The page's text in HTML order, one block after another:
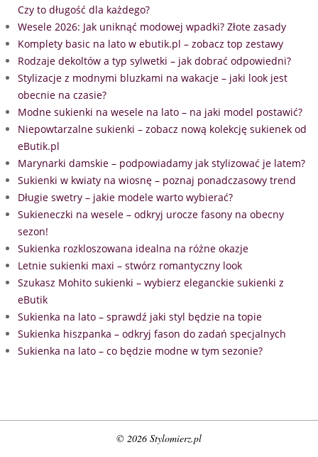
Czy to długość dla każdego?
Wesele 2026: Jak uniknąć modowej wpadki? Złote zasady
Komplety basic na lato w ebutik.pl – zobacz top zestawy
Rodzaje dekoltów a typ sylwetki – jak dobrać odpowiedni?
Stylizacje z modnymi bluzkami na wakacje – jaki look jest
obecnie na czasie?
Modne sukienki na wesele na lato – na jaki model postawić?
Niepowtarzalne sukienki – zobacz nową kolekcję sukienek od
eButik.pl
Marynarki damskie – podpowiadamy jak stylizować je latem?
Sukienki w kwiaty na wiosnę – poznaj ponadczasowy trend
Długie swetry – jakie modele warto wybierać?
Sukieneczki na wesele – odkryj urocze fasony na obecny
sezon!
Sukienka rozkloszowana idealna na różne okazje
Letnie sukienki maxi – stwórz romantyczny look
Szukasz Mohito sukienki – wybierz eleganckie sukienki z
eButik
Sukienka na lato – sprawdź jaki styl będzie na topie
Sukienka hiszpanka – odkryj fason do zadań specjalnych
Sukienka na lato – co będzie modne w tym sezonie?
© 2026 Stylomierz.pl